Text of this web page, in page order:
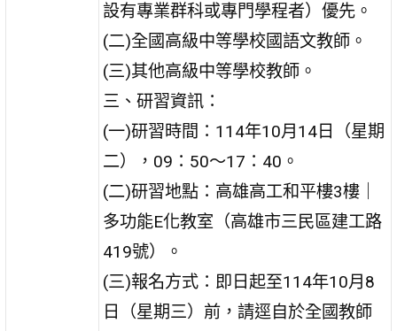
設有專業群科或專門學程者）優先。
(二)全國高級中等學校國語文教師。
(三)其他高級中等學校教師。
三、研習資訊：
(一)研習時間：114年10月14日（星期
二），09：50～17：40。
(二)研習地點：高雄高工和平樓3樓｜
多功能E化教室（高雄市三民區建工路
419號）。
(三)報名方式：即日起至114年10月8
日（星期三）前，請逕自於全國教師